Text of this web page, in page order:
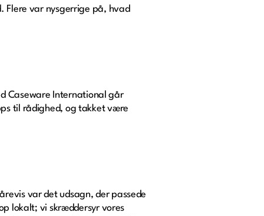
Flere var nysgerrige på, hvad
Caseware International går
til rådighed, og takket være
var det udsagn, der passede
lokalt; vi skræddersyr vores